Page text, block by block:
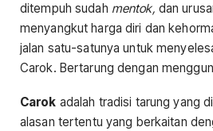
ditempuh sudah mentok, dan
menyangkut harga diri dan
jalan satu-satunya untuk
Carok. Bertarung dengan
Carok adalah tradisi tarung yang
alasan tertentu yang berkaitan